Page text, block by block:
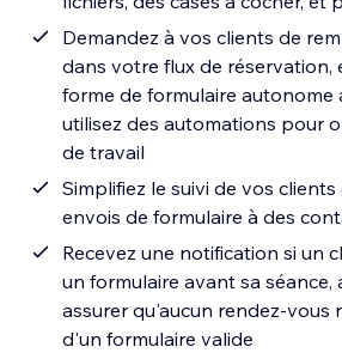
Demandez à vos clients de
dans votre flux de réservation,
forme de formulaire autonome
utilisez des automations pour
de travail
Simplifiez le suivi de vos
envois de formulaire à des
Recevez une notification si un
un formulaire avant sa séance,
assurer qu'aucun rendez-vous
d'un formulaire valide